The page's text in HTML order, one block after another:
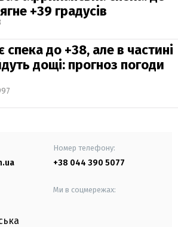
+39 градусів
спека до +38, але в частині
дощі: прогноз погоди
Номер телефону:
+38 044 390 5077
Ми в соцмережах: